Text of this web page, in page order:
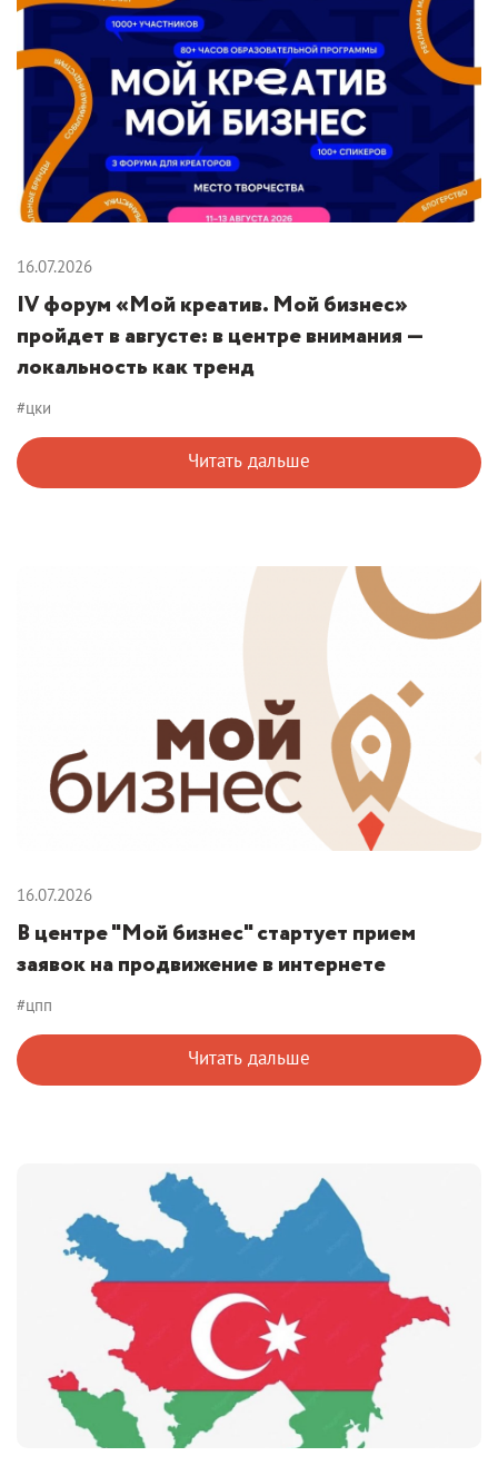
16.07.2026
IV форум «Мой креатив. Мой бизнес»
пройдет в августе: в центре внимания —
локальность как тренд
#цки
Читать дальше
16.07.2026
В центре "Мой бизнес" стартует прием
заявок на продвижение в интернете
#цпп
Читать дальше